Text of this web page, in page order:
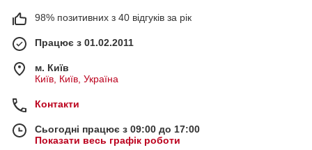
98% позитивних з 40 відгуків за рік
Працює з 01.02.2011
м. Київ
Київ, Київ, Україна
Контакти
Сьогодні працює з 09:00 до 17:00
Показати весь графік роботи